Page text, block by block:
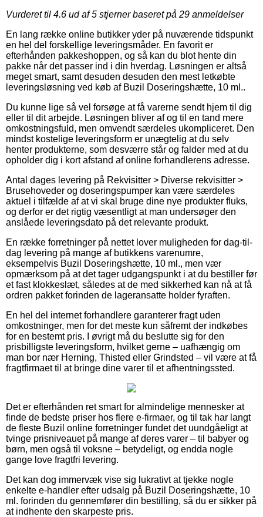
Vurderet til 4.6 ud af 5 stjerner baseret på 29 anmeldelser
En lang række online butikker yder på nuværende tidspunkt
en hel del forskellige leveringsmåder. En favorit er
efterhånden pakkeshoppen, og så kan du blot hente din
pakke når det passer ind i din hverdag. Løsningen er altså
meget smart, samt desuden desuden den mest letkøbte
leveringsløsning ved køb af Buzil Doseringshætte, 10 ml..
Du kunne lige så vel forsøge at få varerne sendt hjem til dig
eller til dit arbejde. Løsningen bliver af og til en tand mere
omkostningsfuld, men omvendt særdeles ukompliceret. Den
mindst kostelige leveringsform er unægtelig at du selv
henter produkterne, som desværre står og falder med at du
opholder dig i kort afstand af online forhandlerens adresse.
Antal dages levering på Rekvisitter > Diverse rekvisitter >
Brusehoveder og doseringspumper kan være særdeles
aktuel i tilfælde af at vi skal bruge dine nye produkter fluks,
og derfor er det rigtig væsentligt at man undersøger den
anslåede leveringsdato på det relevante produkt.
En række forretninger på nettet lover muligheden for dag-til-
dag levering på mange af butikkens varenumre,
eksempelvis Buzil Doseringshætte, 10 ml., men vær
opmærksom på at det tager udgangspunkt i at du bestiller før
et fast klokkeslæt, således at de med sikkerhed kan nå at få
ordren pakket forinden de lageransatte holder fyraften.
En hel del internet forhandlere garanterer fragt uden
omkostninger, men for det meste kun såfremt der indkøbes
for en bestemt pris. I øvrigt må du beslutte sig for den
prisbilligste leveringsform, hvilket gerne – uafhængig om
man bor nær Herning, Thisted eller Grindsted – vil være at få
fragtfirmaet til at bringe dine varer til et afhentningssted.
Det er efterhånden ret smart for almindelige mennesker at
finde de bedste priser hos flere e-firmaer, og til tak har langt
de fleste Buzil online forretninger fundet det uundgåeligt at
tvinge prisniveauet på mange af deres varer – til babyer og
børn, men også til voksne – betydeligt, og endda nogle
gange love fragtfri levering.
Det kan dog immervæk vise sig lukrativt at tjekke nogle
enkelte e-handler efter udsalg på Buzil Doseringshætte, 10
ml. forinden du gennemfører din bestilling, så du er sikker på
at indhente den skarpeste pris.